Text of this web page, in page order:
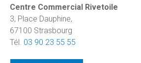
Centre Commercial Rivetoile
3, Place Dauphine,
67100 Strasbourg
Tél. 03 90 23 55 55